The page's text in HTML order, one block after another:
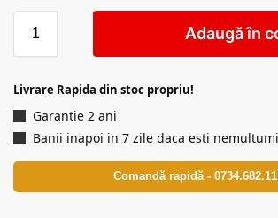
Adaugă în
Livrare Rapida din stoc propriu!
Garantie 2 ani
Banii inapoi in 7 zile daca esti
Comandă rapidă -